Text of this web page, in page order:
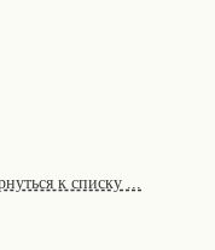
к списку ...